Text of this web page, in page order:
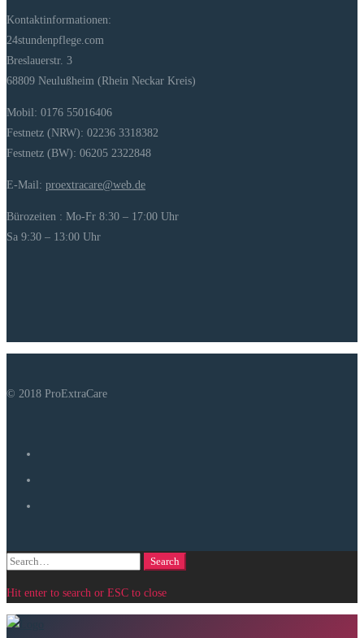
Kontaktinformationen:
24stundenpflege.com
Breslauerstr. 3
68809 Neulußheim (Rhein Neckar Kreis)
Mobil: 0176 55016406
Festnetz (NRW): 02236 3318382
Festnetz (BW): 06205 2322848
E-Mail: proextracare@web.de
Bürozeiten : Mo-Fr 8:30 – 17:00 Uhr
Sa 9:30 – 13:00 Uhr
© 2018 ProExtraCare
Search
Search
Hit enter to search or ESC to close